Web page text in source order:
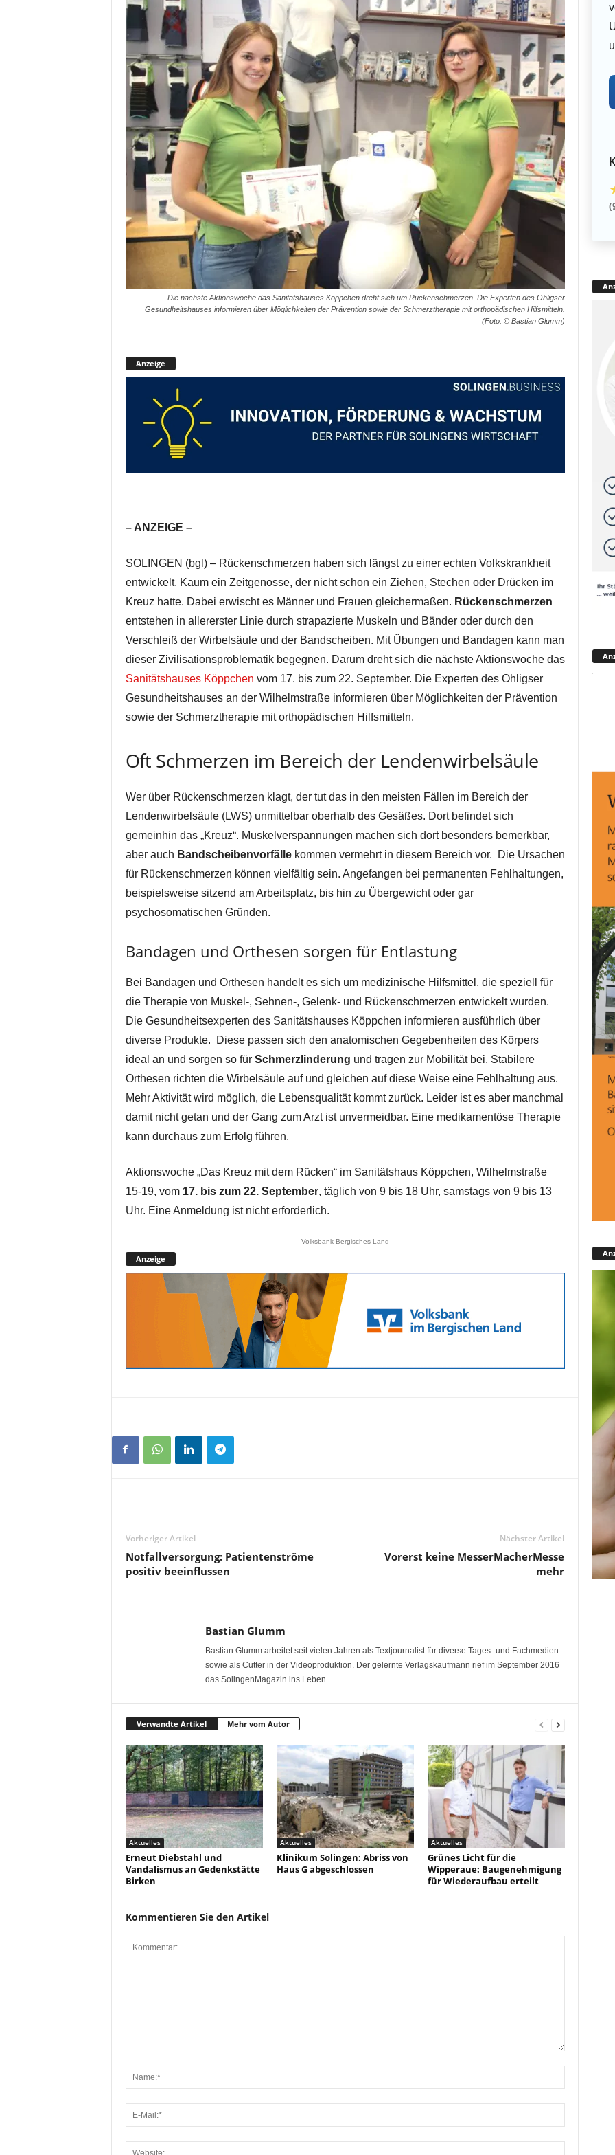
Die nächste Aktionswoche das Sanitätshauses Köppchen dreht sich um Rückenschmerzen. Die Experten des Ohligser
Gesundheitshauses informieren über Möglichkeiten der Prävention sowie der Schmerztherapie mit orthopädischen Hilfsmitteln.
(Foto: © Bastian Glumm)
Anzeige
– ANZEIGE –
SOLINGEN (bgl) – Rückenschmerzen haben sich längst zu einer echten Volkskrankheit
entwickelt. Kaum ein Zeitgenosse, der nicht schon ein Ziehen, Stechen oder Drücken im
Kreuz hatte. Dabei erwischt es Männer und Frauen gleichermaßen. Rückenschmerzen
entstehen in allererster Linie durch strapazierte Muskeln und Bänder oder durch den
Verschleiß der Wirbelsäule und der Bandscheiben. Mit Übungen und Bandagen kann man
dieser Zivilisationsproblematik begegnen. Darum dreht sich die nächste Aktionswoche das
Sanitätshauses Köppchen vom 17. bis zum 22. September. Die Experten des Ohligser
Gesundheitshauses an der Wilhelmstraße informieren über Möglichkeiten der Prävention
sowie der Schmerztherapie mit orthopädischen Hilfsmitteln.
Oft Schmerzen im Bereich der Lendenwirbelsäule
Wer über Rückenschmerzen klagt, der tut das in den meisten Fällen im Bereich der
Lendenwirbelsäule (LWS) unmittelbar oberhalb des Gesäßes. Dort befindet sich
gemeinhin das „Kreuz“. Muskelverspannungen machen sich dort besonders bemerkbar,
aber auch Bandscheibenvorfällekommen vermehrt in diesem Bereich vor. Die Ursachen
für Rückenschmerzen können vielfältig sein. Angefangen bei permanenten Fehlhaltungen,
beispielsweise sitzend am Arbeitsplatz, bis hin zu Übergewicht oder gar
psychosomatischen Gründen.
Bandagen und Orthesen sorgen für Entlastung
Bei Bandagen und Orthesen handelt es sich um medizinische Hilfsmittel, die speziell für
die Therapie von Muskel-, Sehnen-, Gelenk- und Rückenschmerzen entwickelt wurden.
Die Gesundheitsexperten des Sanitätshauses Köppchen informieren ausführlich über
diverse Produkte. Diese passen sich den anatomischen Gegebenheiten des Körpers
ideal an und sorgen so für Schmerzlinderung und tragen zur Mobilität bei. Stabilere
Orthesen richten die Wirbelsäule auf und gleichen auf diese Weise eine Fehlhaltung aus.
Mehr Aktivität wird möglich, die Lebensqualität kommt zurück. Leider ist es aber manchmal
damit nicht getan und der Gang zum Arzt ist unvermeidbar. Eine medikamentöse Therapie
kann durchaus zum Erfolg führen.
Aktionswoche „Das Kreuz mit dem Rücken“ im Sanitätshaus Köppchen, Wilhelmstraße
15-19, vom 17. bis zum 22. September, täglich von 9 bis 18 Uhr, samstags von 9 bis 13
Uhr. Eine Anmeldung ist nicht erforderlich.
Volksbank Bergisches Land
Anzeige
Vorheriger Artikel
Notfallversorgung: Patientenströme
positiv beeinflussen
Nächster Artikel
Vorerst keine MesserMacherMesse
mehr
Bastian Glumm
Bastian Glumm arbeitet seit vielen Jahren als Textjournalist für diverse Tages- und Fachmedien
sowie als Cutter in der Videoproduktion. Der gelernte Verlagskaufmann rief im September 2016
das SolingenMagazin ins Leben.
Verwandte Artikel Mehr vom Autor
Aktuelles
Erneut Diebstahl und
Vandalismus an Gedenkstätte
Birken
Aktuelles
Klinikum Solingen: Abriss von
Haus G abgeschlossen
Aktuelles
Grünes Licht für die
Wipperaue: Baugenehmigung
für Wiederaufbau erteilt
Kommentieren Sie den Artikel